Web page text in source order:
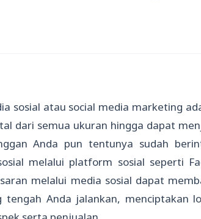
sosial atau social media marketing
dari semua ukuran hingga dapat
Anda pun tentunya sudah
melalui platform sosial seperti
melalui media sosial dapat
tengah Anda jalankan, menciptakan